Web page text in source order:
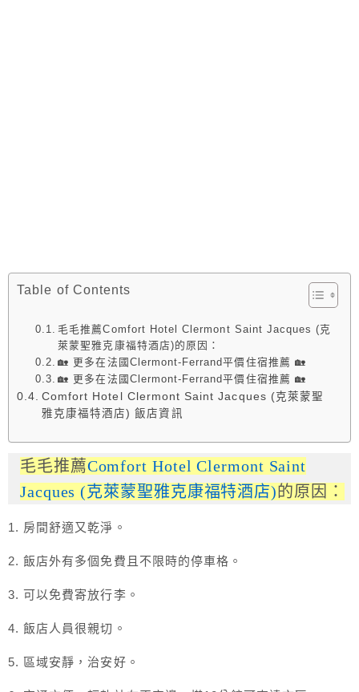
Table of Contents
毛毛推薦Comfort Hotel Clermont Saint Jacques (克
萊蒙聖雅克康福特酒店)的原因：
🏡 更多在法國Clermont-Ferrand平價住宿推薦 🏡
🏡 更多在法國Clermont-Ferrand平價住宿推薦 🏡
Comfort Hotel Clermont Saint Jacques (克萊蒙聖
雅克康福特酒店) 飯店資訊
毛毛推薦Comfort Hotel Clermont Saint
Jacques (克萊蒙聖雅克康福特酒店)的原因：
1. 房間舒適又乾淨。
2. 飯店外有多個免費且不限時的停車格。
3. 可以免費寄放行李。
4. 飯店人員很親切。
5. 區域安靜，治安好。